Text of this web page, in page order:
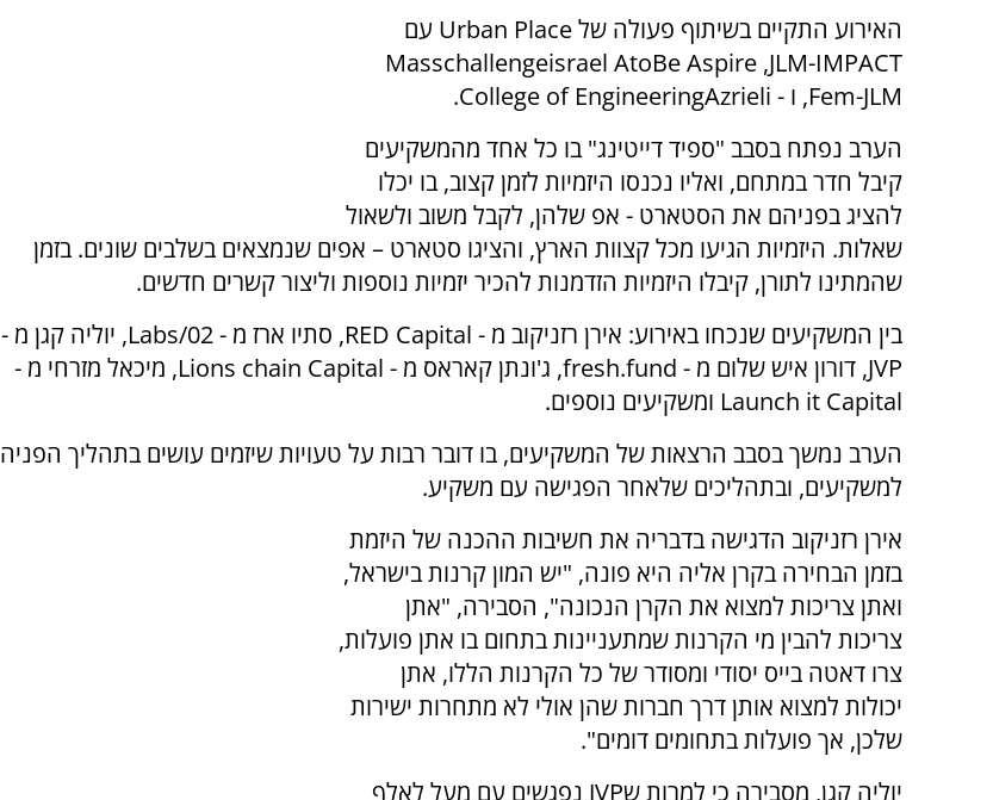
האירוע התקיים בשיתוף פעולה שלUrban Place עם
Masschallengeisrael AtoBe Aspire ,JLM-IMPACT
,Fem-JLM ו - College of EngineeringAzrieli
.
הערב נפתח בסבב "ספיד דייטינג" בו כל אחד מהמשקיעים
קיבל חדר במתחם, ואליו נכנסו היזמיות לזמן קצוב, בו יכלו
להציג בפניהם את הסטארט - אפ שלהן, לקבל משוב ולשאול
שאלות. היזמיות הגיעו מכל קצוות הארץ, והציגו סטארט – אפים שנמצאים בשלבים שונים. בזמן
שהמתינו לתורן, קיבלו היזמיות הזדמנות להכיר יזמיות נוספות וליצור קשרים חדשים.
בין המשקיעים שנכחו באירוע: אירן רזניקוב מ - RED Capital, סתיו ארז מ -Labs/02, יוליה קגן מ -
JVP, דורון איש שלום מ - fresh.fund, ג'ונתן קאראס מ - Lions chain Capital, מיכאל מזרחי מ -
Launch it Capital ומשקיעים נוספים.
הערב נמשך בסבב הרצאות של המשקיעים, בו דובר רבות על טעויות שיזמים עושים בתהליך הפניה
למשקיעים, ובתהליכים שלאחר הפגישה עם משקיע.
אירן רזניקוב הדגישה בדבריה את חשיבות ההכנה של היזמת
בזמן הבחירה בקרן אליה היא פונה, "יש המון קרנות בישראל,
ואתן צריכות למצוא את הקרן הנכונה", הסבירה, "אתן
צריכות להבין מי הקרנות שמתעניינות בתחום בו אתן פועלות,
צרו דאטה בייס יסודי ומסודר של כל הקרנות הללו, אתן
יכולות למצוא אותן דרך חברות שהן אולי לא מתחרות ישירות
שלכן, אך פועלות בתחומים דומים".
יוליה קגן, מסבירה כי למרות שJVP נפגשים עם מעל לאלף